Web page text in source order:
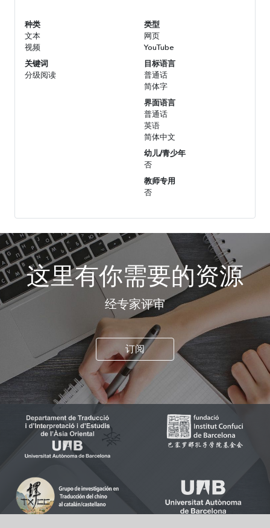
种类
文本
视频
关键词
分级阅读
类型
网页
YouTube
目标语言
普通话
简体字
界面语言
普通话
英语
简体中文
幼儿/青少年
否
教师专用
否
这里有你需要的资源
经专家评审
订阅